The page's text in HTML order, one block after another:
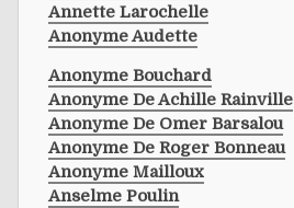
Annette Larochelle
Anonyme Audette
Anonyme Bouchard
Anonyme De Achille Rainville
Anonyme De Omer Barsalou
Anonyme De Roger Bonneau
Anonyme Mailloux
Anselme Poulin